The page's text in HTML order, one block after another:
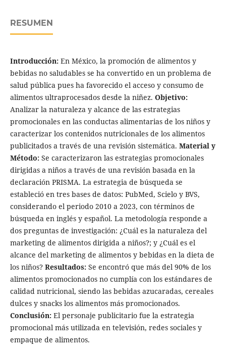
RESUMEN
Introducción: En México, la promoción de alimentos y
bebidas no saludables se ha convertido en un problema de
salud pública pues ha favorecido el acceso y consumo de
alimentos ultraprocesados desde la niñez. Objetivo:
Analizar la naturaleza y alcance de las estrategias
promocionales en las conductas alimentarias de los niños y
caracterizar los contenidos nutricionales de los alimentos
publicitados a través de una revisión sistemática. Material y
Método:Se caracterizaron las estrategias promocionales
dirigidas a niños a través de una revisión basada en la
declaración PRISMA. La estrategia de búsqueda se
estableció en tres bases de datos: PubMed, Scielo y BVS,
considerando el periodo 2010 a 2023, con términos de
búsqueda en inglés y español. La metodología responde a
dos preguntas de investigación: ¿Cuál es la naturaleza del
marketing de alimentos dirigida a niños?; y ¿Cuál es el
alcance del marketing de alimentos y bebidas en la dieta de
los niños? Resultados:Se encontró que más del 90% de los
alimentos promocionados no cumplía con los estándares de
calidad nutricional, siendo las bebidas azucaradas, cereales
dulces y snacks los alimentos más promocionados.
Conclusión:El personaje publicitario fue la estrategia
promocional más utilizada en televisión, redes sociales y
empaque de alimentos.